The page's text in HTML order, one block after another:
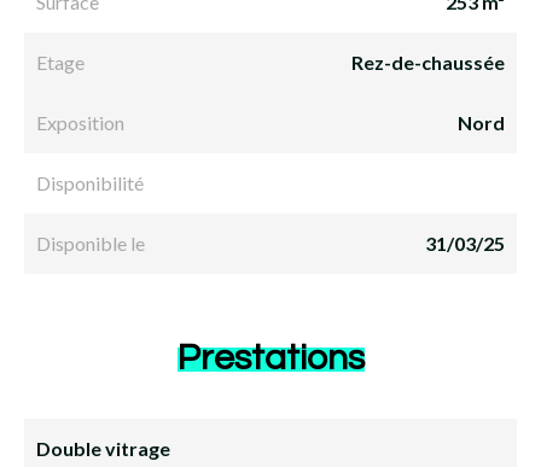
Etage Rez-de-chaussée
Exposition Nord
Disponibilité
Disponible le 31/03/25
Prestations
Double vitrage